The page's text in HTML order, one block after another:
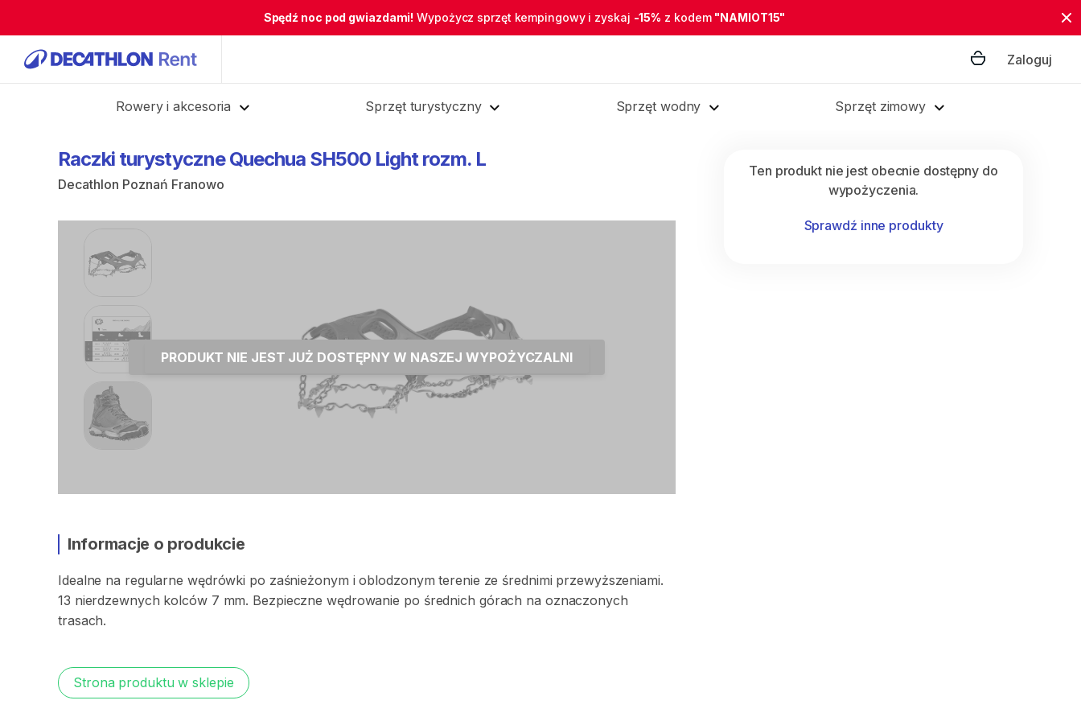
Spędź noc pod gwiazdami! Wypożycz sprzęt kempingowy i zyskaj -15% z kodem "NAMIOT15"
Zaloguj
Rowery i akcesoria Sprzęt turystyczny Sprzęt wodny Sprzęt zimowy
Raczki turystyczne Quechua SH500 Light rozm. L
Decathlon Poznań Franowo
PRODUKT NIE JEST JUŻ DOSTĘPNY W NASZEJ WYPOŻYCZALNI
Informacje o produkcie
Idealne na regularne wędrówki po zaśnieżonym i oblodzonym terenie ze średnimi przewyższeniami.
13 nierdzewnych kolców 7 mm. Bezpieczne wędrowanie po średnich górach na oznaczonych
trasach.
Strona produktu w sklepie
Ten produkt nie jest obecnie dostępny do
wypożyczenia.
Sprawdź inne produkty